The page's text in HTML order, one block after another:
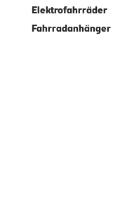
Elektrofahrräder
Fahrradanhänger